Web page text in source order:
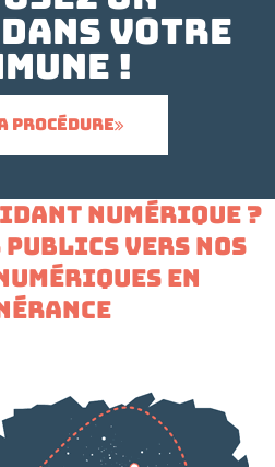
votre
!
procédure
NUMÉRIQUE ?
VERS NOS
EN